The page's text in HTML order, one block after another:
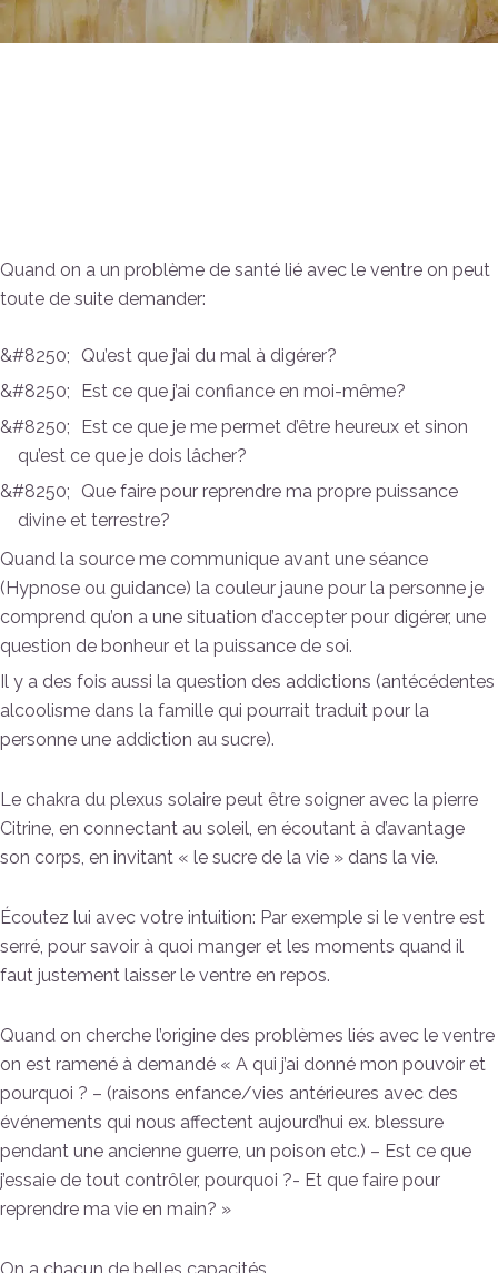
Quand on a un problème de santé lié avec le ventre on peut
toute de suite demander:
Qu’est que j’ai du mal à digérer?
Est ce que j’ai confiance en moi-même?
Est ce que je me permet d’être heureux et sinon
qu’est ce que je dois lâcher?
Que faire pour reprendre ma propre puissance
divine et terrestre?
Quand la source me communique avant une séance
(Hypnose ou guidance) la couleur jaune pour la personne je
comprend qu’on a une situation d’accepter pour digérer, une
question de bonheur et la puissance de soi.
Il y a des fois aussi la question des addictions (antécédentes
alcoolisme dans la famille qui pourrait traduit pour la
personne une addiction au sucre).
Le chakra du plexus solaire peut être soigner avec la pierre
Citrine, en connectant au soleil, en écoutant à d’avantage
son corps, en invitant « le sucre de la vie » dans la vie.
Écoutez lui avec votre intuition: Par exemple si le ventre est
serré, pour savoir à quoi manger et les moments quand il
faut justement laisser le ventre en repos.
Quand on cherche l’origine des problèmes liés avec le ventre
on est ramené à demandé « A qui j’ai donné mon pouvoir et
pourquoi ? – (raisons enfance/vies antérieures avec des
événements qui nous affectent aujourd’hui ex. blessure
pendant une ancienne guerre, un poison etc.) – Est ce que
j’essaie de tout contrôler, pourquoi ?- Et que faire pour
reprendre ma vie en main? »